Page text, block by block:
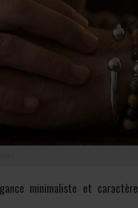
minimaliste et caractère